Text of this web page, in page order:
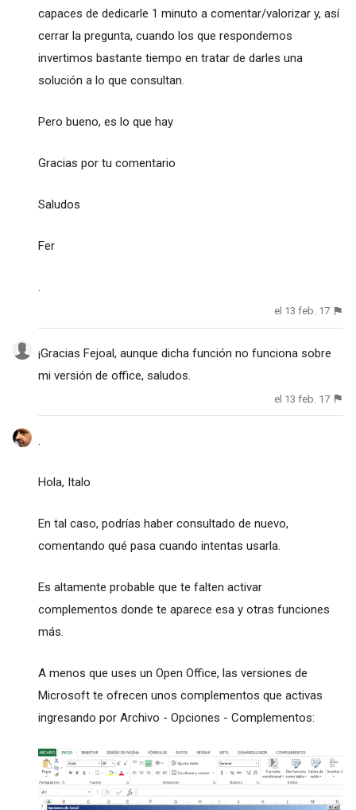
capaces de dedicarle 1 minuto a comentar/valorizar y, así
cerrar la pregunta, cuando los que respondemos
invertimos bastante tiempo en tratar de darles una
solución a lo que consultan.
Pero bueno, es lo que hay
Gracias por tu comentario
Saludos
Fer
.
el 13 feb. 17
¡Gracias Fejoal, aunque dicha función no funciona sobre
mi versión de office, saludos.
el 13 feb. 17
.
Hola, Italo
En tal caso, podrías haber consultado de nuevo,
comentando qué pasa cuando intentas usarla.
Es altamente probable que te falten activar
complementos donde te aparece esa y otras funciones
más.
A menos que uses un Open Office, las versiones de
Microsoft te ofrecen unos complementos que activas
ingresando por Archivo - Opciones - Complementos: